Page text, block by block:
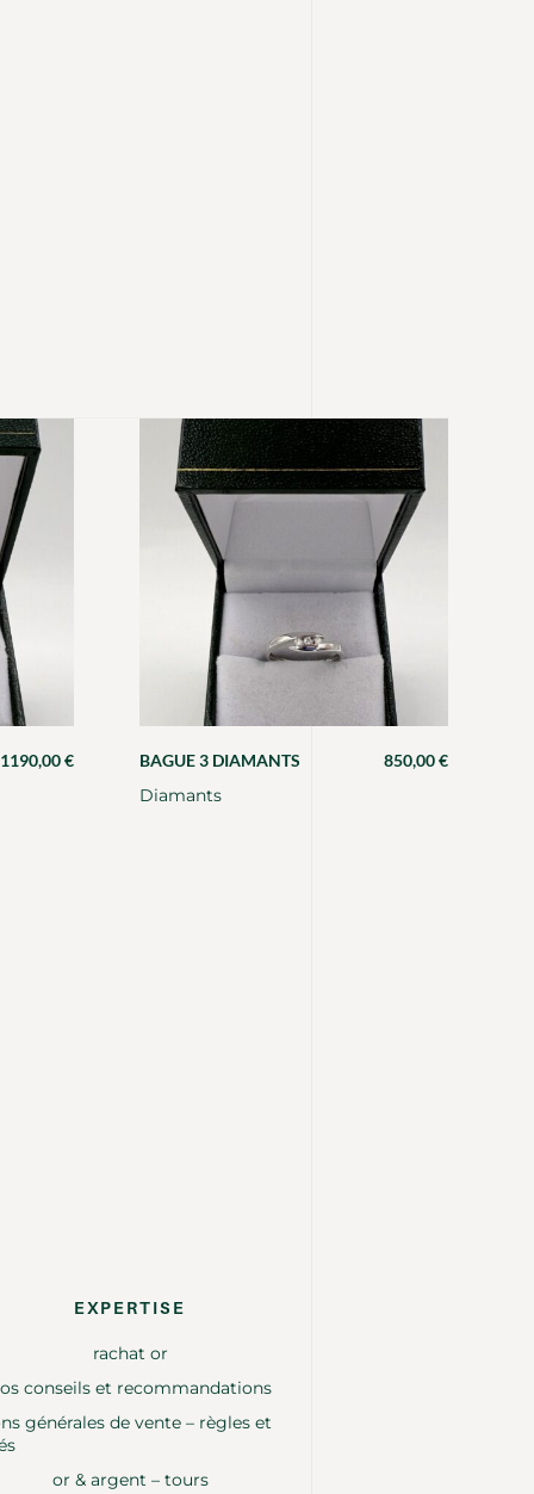
1190,00€ BAGUE 3 DIAMANTS 850,00€
Diamants
EXPERTISE
rachat or
conseils et recommandations
générales de vente – règles et
or & argent – tours